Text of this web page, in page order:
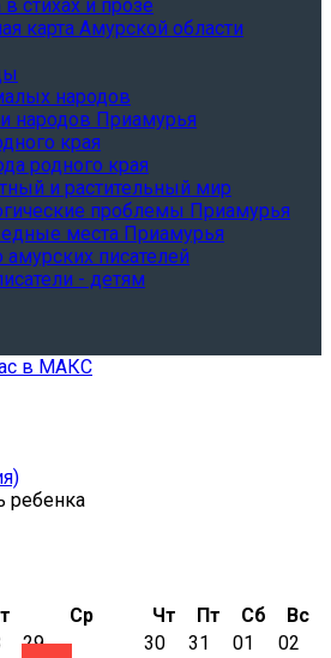
стихах и прозе
карта Амурской области
народов
народов Приамурья
края
родного края
и растительный мир
проблемы Приамурья
места Приамурья
амурских писателей
- детям
в МАКС
ребенка
Ср Чт Пт Сб
Вс
29 30 31 01 02